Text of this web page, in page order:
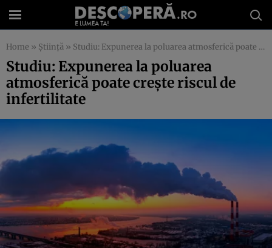
Home » Știință » Studiu: Expunerea la poluarea atmosferică poate crește riscul de infertilitate
Studiu: Expunerea la poluarea
atmosferică poate crește riscul de
infertilitate